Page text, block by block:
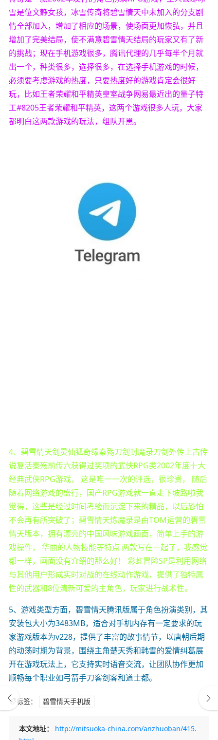
雪是位文静女孩，冰雪传奇将碧雪情天中未加入的分支剧
情全部加入，增加了相应的场景，使场面更加恢弘，并且
增加了完美结局，使不满意碧雪情天结局的玩家又有了新
的挑战；现在手机游戏很多，腾讯代理的几乎每半个月就
出一个，种类很多，选择很多，在选择手机游戏的时候，
必须要考虑游戏的热度，只要热度好的游戏肯定会很好
玩，比如王者荣耀和平精英皇室战争网易最近出的量子特
工#8205王者荣耀和平精英，这两个游戏很多人玩，大家
都明白这两款游戏的玩法，组队开黑。
4、碧雪情天剑灵仙狐奇缘秦殇刀剑封魔录刀剑外传上古传
说复活秦殇前传六获得过奖项的武侠RPG类2002年度十大
经典武侠RPG游戏， 这是唯一一次的评选，很珍贵， 随后
随着网络游戏的盛行，国产RPG游戏就一直走下坡路啦我
觉得，这些是经过时间考验而沉淀下来的精品，以后恐怕
不会再有所突破了；碧雪情天炼魔录是由TOM运营的碧雪
情天版本，拥有漂亮的中国风味游戏画面，简单上手的游
戏操作， 华丽的人物技能等特点 两款写在一起了，我感觉
都一样，画面没有介绍的那么好！ 彩虹冒险SP是利用网络
与其他用户形成实时对战的在线动作游戏，提供了独特属
性的武器和8位清新可爱的主角色，玩家进行战术性。
5、游戏类型方面，碧雪情天腾讯版属于角色扮演类别，其
安装包大小为3483MB，适合对手机内存有一定要求的玩
家游戏版本为v228，提供了丰富的故事情节，以唐朝后期
的动荡时期为背景，围绕主角楚天秀和韩雪的爱情纠葛展
开在游戏玩法上，它支持实时语音交流，让团队协作更加
顺畅每个职业如弓箭手刀客剑客和道士都。
标签： 碧雪情天手机版
本文地址：
http://mitsuoka-china.com/anzhuoban/415.